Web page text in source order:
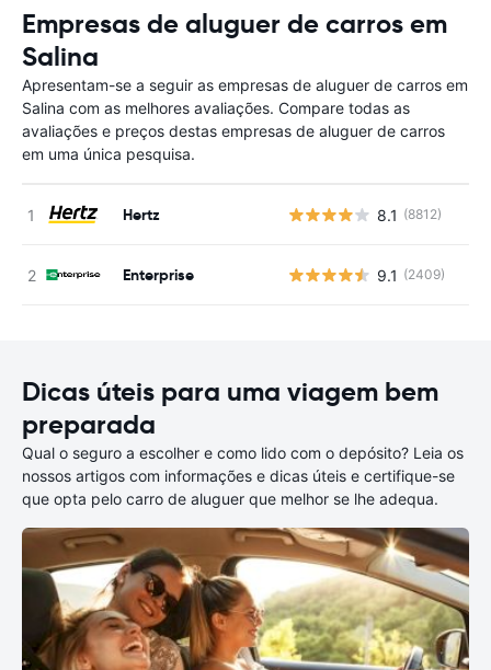
Empresas de aluguer de carros em
Salina
Apresentam-se a seguir as empresas de aluguer de carros em
Salina com as melhores avaliações. Compare todas as
avaliações e preços destas empresas de aluguer de carros
em uma única pesquisa.
Hertz 8.1 (8812)
Enterprise 9.1 (2409)
Dicas úteis para uma viagem bem
preparada
Qual o seguro a escolher e como lido com o depósito? Leia os
nossos artigos com informações e dicas úteis e certifique-se
que opta pelo carro de aluguer que melhor se lhe adequa.